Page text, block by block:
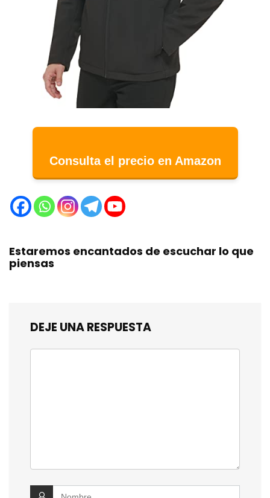
Consulta el precio en Amazon
Estaremos encantados de escuchar lo que
piensas
DEJE UNA RESPUESTA